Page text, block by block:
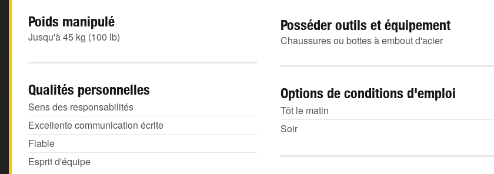
Poids manipulé
Jusqu'à 45 kg (100 lb)
Posséder outils et équipement
Chaussures ou bottes à embout d'acier
Qualités personnelles
Sens des responsabilités
Excellente communication écrite
Fiable
Esprit d'équipe
Options de conditions d'emploi
Tôt le matin
Soir